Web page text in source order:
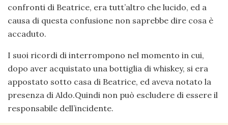
confronti di Beatrice, era tutt’altro che lucido, ed a
causa di questa confusione non saprebbe dire cosa è
accaduto.
I suoi ricordi di interrompono nel momento in cui,
dopo aver acquistato una bottiglia di whiskey, si era
appostato sotto casa di Beatrice, ed aveva notato la
presenza di Aldo.Quindi non può escludere di essere il
responsabile dell’incidente.